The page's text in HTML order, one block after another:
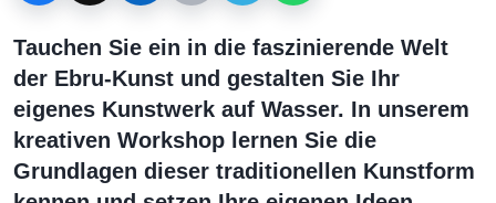
Tauchen Sie ein in die faszinierende Welt
der Ebru-Kunst und gestalten Sie Ihr
eigenes Kunstwerk auf Wasser. In unserem
kreativen Workshop lernen Sie die
Grundlagen dieser traditionellen Kunstform